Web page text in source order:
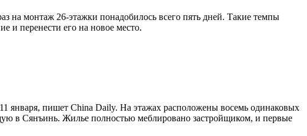
на монтаж 26-этажки понадобилось всего пять дней. Такие темпы
и перенести его на новое место.
пишет China Daily. На этажах расположены восемь одинаковых
в Сянъинь. Жилье полностью меблировано застройщиком, и первые